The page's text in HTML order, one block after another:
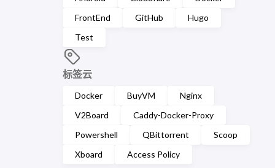
FrontEnd
GitHub
Hugo
Test
标签云
Docker BuyVM
Nginx
V2Board
Caddy-Docker-Proxy
Powershell
QBittorrent
Scoop
Xboard
Access Policy